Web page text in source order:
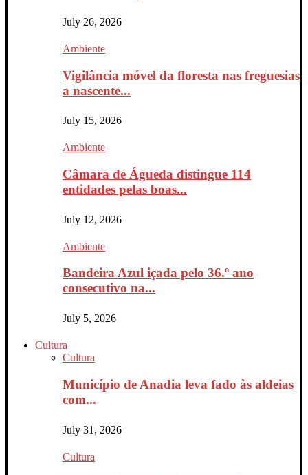
July 26, 2026
Ambiente
Vigilância móvel da floresta nas freguesias
a nascente...
July 15, 2026
Ambiente
Câmara de Águeda distingue 114
entidades pelas boas...
July 12, 2026
Ambiente
Bandeira Azul içada pelo 36.º ano
consecutivo na...
July 5, 2026
Cultura
Cultura
Município de Anadia leva fado às aldeias
com...
July 31, 2026
Cultura